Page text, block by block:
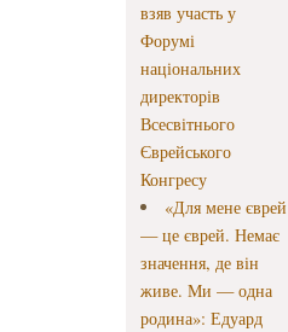
взяв участь у
Форумі
національних
директорів
Всесвітнього
Єврейського
Конгресу
«Для мене єврей
— це єврей. Немає
значення, де він
живе. Ми — одна
родина»: Едуард